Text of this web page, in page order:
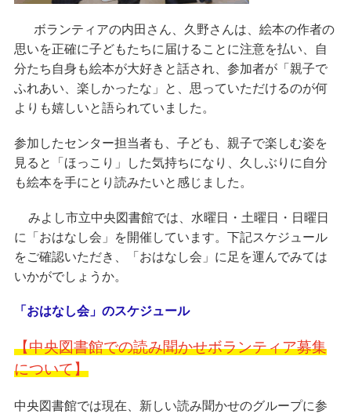
ボランティアの内田さん、久野さんは、絵本の作者の
思いを正確に子どもたちに届けることに注意を払い、自
分たち自身も絵本が大好きと話され、参加者が「親子で
ふれあい、楽しかったな」と、思っていただけるのが何
よりも嬉しいと語られていました。
参加したセンター担当者も、子ども、親子で楽しむ姿を
見ると「ほっこり」した気持ちになり、久しぶりに自分
も絵本を手にとり読みたいと感じました。
みよし市立中央図書館では、水曜日・土曜日・日曜日
に「おはなし会」を開催しています。下記スケジュール
をご確認いただき、「おはなし会」に足を運んでみては
いかがでしょうか。
「おはなし会」のスケジュール
【中央図書館での読み聞かせボランティア募集
について】
中央図書館では現在、新しい読み聞かせのグループに参